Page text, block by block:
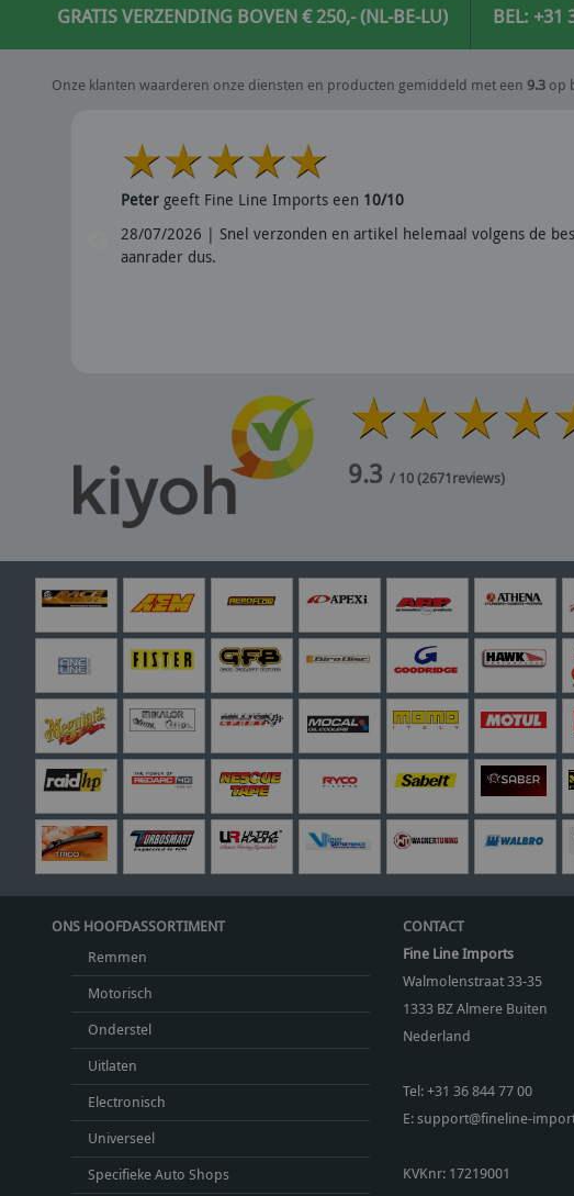
GRATIS VERZENDING BOVEN € 250,- (NL-BE-LU) BEL: +31
Onze klanten waarderen onze diensten en producten gemiddeld met een 9.3 op
Petergeeft Fine Line Imports een 10/10
28/07/2026 | Snel verzonden en artikel helemaal volgens de
aanrader dus.
9.3/ 10(2671reviews)
ONS HOOFDASSORTIMENT
Remmen
Motorisch
Onderstel
Uitlaten
Electronisch
Universeel
Specifieke Auto Shops
CONTACT
Fine Line Imports
Walmolenstraat 33-35
1333 BZAlmere Buiten
Nederland
Tel:+31 36 844 77 00
E:support@fineline-
KVKnr: 17219001